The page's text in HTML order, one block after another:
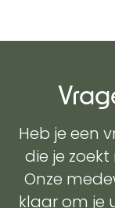
Heb je een
die je
Onze
klaar om je